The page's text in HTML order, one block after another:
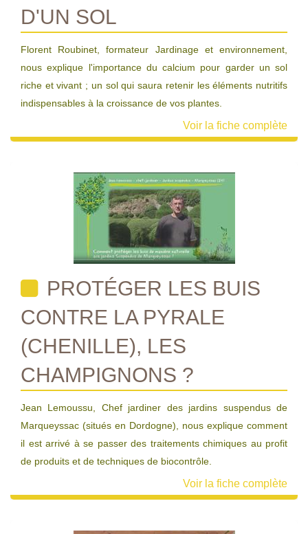
D'UN SOL
Florent Roubinet, formateur Jardinage et environnement,
nous explique l'importance du calcium pour garder un sol
riche et vivant ; un sol qui saura retenir les éléments nutritifs
indispensables à la croissance de vos plantes.
Voir la fiche complète
PROTÉGER LES BUIS
CONTRE LA PYRALE
(CHENILLE), LES
CHAMPIGNONS ?
Jean Lemoussu, Chef jardiner des jardins suspendus de
Marqueyssac (situés en Dordogne), nous explique comment
il est arrivé à se passer des traitements chimiques au profit
de produits et de techniques de biocontrôle.
Voir la fiche complète